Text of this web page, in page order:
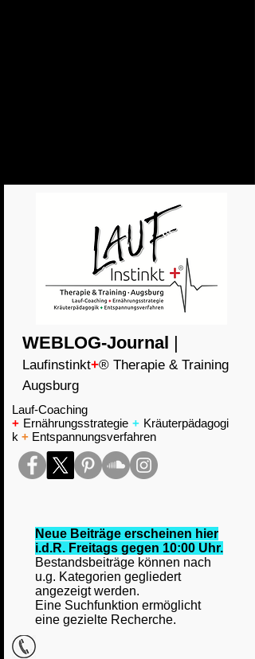
WEBLOG-Journal |
Laufinstinkt+® Therapie & Training
Augsburg
Lauf-Coaching
+ Ernährungsstrategie + Kräuterpädagogi
k + Entspannungsverfahren
Neue Beiträge erscheinen hier
i.d.R. Freitags gegen 10:00 Uhr.
Bestandsbeiträge können nach
u.g. Kategorien gegliedert
angezeigt werden.
Eine Suchfunktion ermöglicht
eine gezielte Recherche.